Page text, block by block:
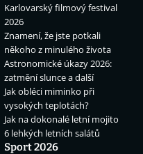
Karlovarský filmový festival
2026
Znamení, že jste potkali
někoho z minulého života
Astronomické úkazy 2026:
zatmění slunce a další
Jak obléci miminko při
vysokých teplotách?
Jak na dokonalé letní mojito
6 lehkých letních salátů
Sport 2026